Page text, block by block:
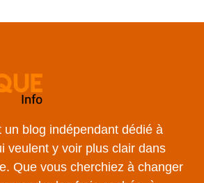
un blog indépendant dédié à
veulent y voir plus clair dans
Que vous cherchiez à changer